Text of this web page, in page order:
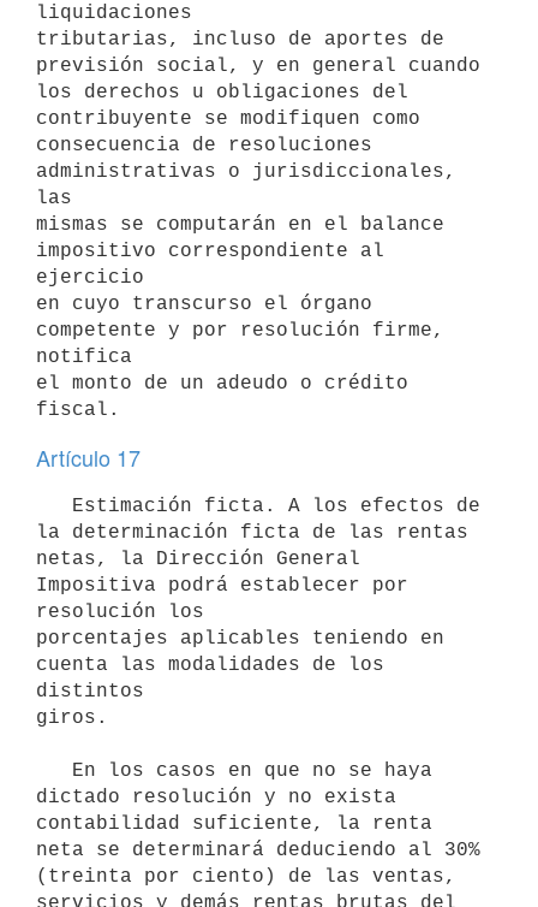
liquidaciones
tributarias, incluso de aportes de
previsión social, y en general cuando
los derechos u obligaciones del
contribuyente se modifiquen como
consecuencia de resoluciones
administrativas o jurisdiccionales,
las
mismas se computarán en el balance
impositivo correspondiente al
ejercicio
en cuyo transcurso el órgano
competente y por resolución firme,
notifica
el monto de un adeudo o crédito
fiscal.
Artículo 17
la determinación ficta de las rentas
netas, la Dirección General
Impositiva podrá establecer por
resolución los
porcentajes aplicables teniendo en
cuenta las modalidades de los
distintos
giros.
dictado resolución y no exista
contabilidad suficiente, la renta
neta se determinará deduciendo al 30%
(treinta por ciento) de las ventas,